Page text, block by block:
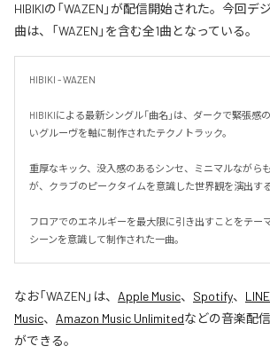
HIBIKIの「WAZEN」が配信開始された。今回
曲は、「WAZEN」を含む全1曲となっている。
HIBIKI - WAZEN
HIBIKIによる最新シングル「曲名」は、ダークで緊張感
いグルーヴを軸に制作されたテクノトラック。
重厚なキック、没入感のあるシンセ、ミニマルながら
が、クラブのピークタイムを意識した世界観を演出する
フロアでのエネルギーを最大限に引き出すことをテー
シーンを意識して制作された一曲。
なお「WAZEN 」は、 Apple Music、 Spotify、
Music、 Amazon Music Unlimitedなどの音楽配
ができる。